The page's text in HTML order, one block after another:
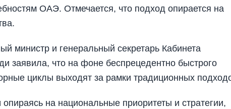
ОАЭ. Отмечается, что подход опирается на
министр и генеральный секретарь Кабинета
что на фоне беспрецедентно быстрого
циклы выходят за рамки традиционных
на национальные приоритеты и стратегии,